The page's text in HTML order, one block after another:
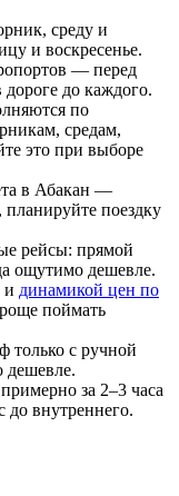
среду и
и воскресенье.
— перед
до каждого.
по
средам,
это при выборе
в Абакан —
поездку
рейсы: прямой
ощутимо дешевле.
и динамикой цен по
поймать
только с ручной
дешевле.
за 2–3 часа
до внутреннего.